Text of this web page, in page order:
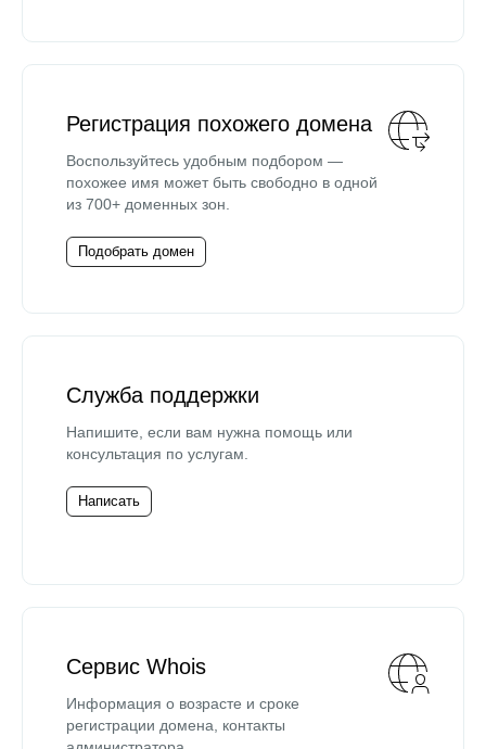
Регистрация похожего домена
Воспользуйтесь удобным подбором —
похожее имя может быть свободно в одной
из 700+ доменных зон.
Подобрать домен
Служба поддержки
Напишите, если вам нужна помощь или
консультация по услугам.
Написать
Сервис Whois
Информация о возрасте и сроке
регистрации домена, контакты